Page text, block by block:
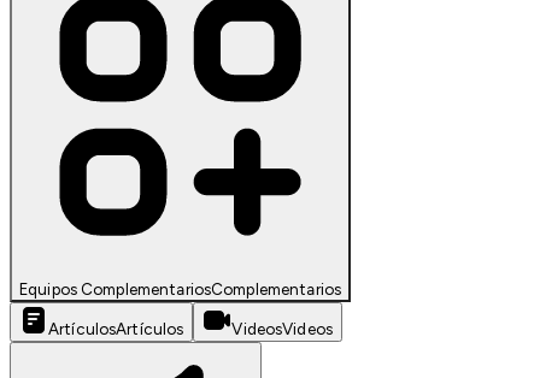
Equipos ComplementariosComplementarios
ArtículosArtículos VideosVideos